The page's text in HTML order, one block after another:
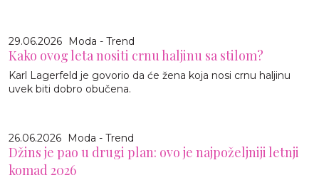
29.06.2026 Moda - Trend
Kako ovog leta nositi crnu haljinu sa stilom?
Karl Lagerfeld je govorio da će žena koja nosi crnu haljinu
uvek biti dobro obučena.
26.06.2026 Moda - Trend
Džins je pao u drugi plan: ovo je najpoželjniji letnji
komad 2026